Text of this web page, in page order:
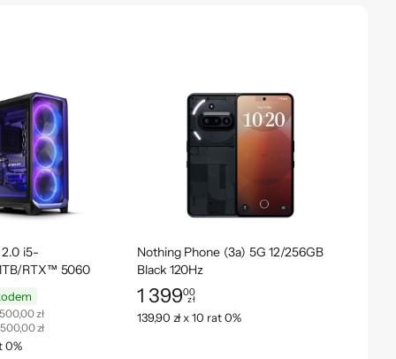
2.0 i5-
RTX™ 5060
zł
zł
zł
0%
Nothing Phone (3a) 5G 12/256GB
Black 120Hz
Cena: 1 399,00 zł
1 39900
zł
139,90 zł x 10 rat 0%